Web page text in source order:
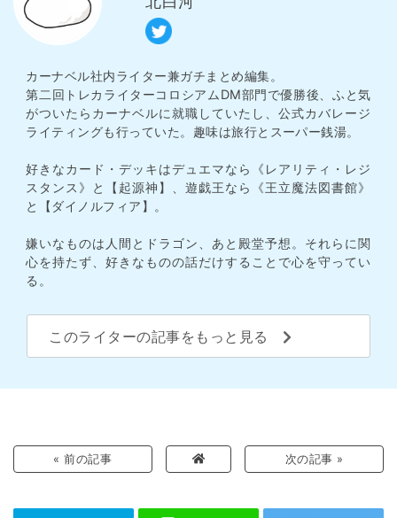
カーナベル社内ライター兼ガチまとめ編集。
第二回トレカライターコロシアムDM部門で優勝後、ふと気
がついたらカーナベルに就職していたし、公式カバレージ
ライティングも行っていた。趣味は旅行とスーパー銭湯。
好きなカード・デッキはデュエマなら《レアリティ・レジ
スタンス》と【起源神】、遊戯王なら《王立魔法図書館》
と【ダイノルフィア】。
嫌いなものは人間とドラゴン、あと殿堂予想。それらに関
心を持たず、好きなものの話だけすることで心を守ってい
る。
このライターの記事をもっと見る
« 前の記事 次の記事 »